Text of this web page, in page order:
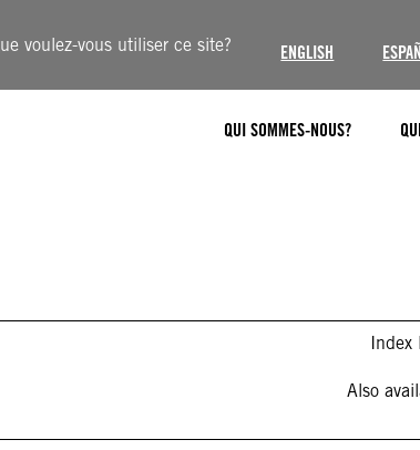
voulez-vous utiliser ce site? ENGLISH
QUI SOMMES-NOUS?
Also